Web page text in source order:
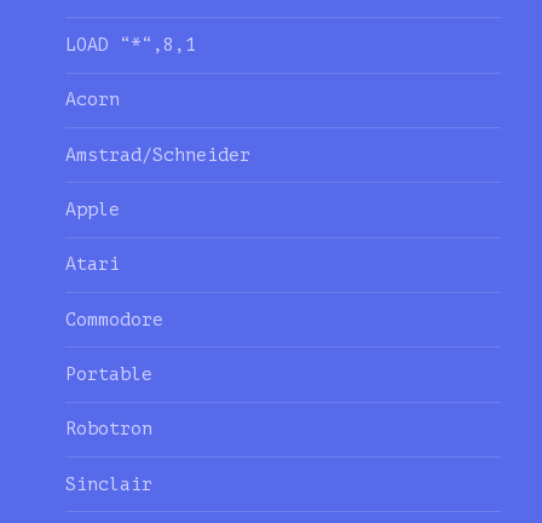
LOAD “*“,8,1
Acorn
Amstrad/Schneider
Apple
Atari
Commodore
Portable
Robotron
Sinclair